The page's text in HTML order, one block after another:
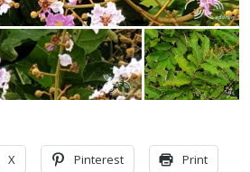
X Pinterest Print